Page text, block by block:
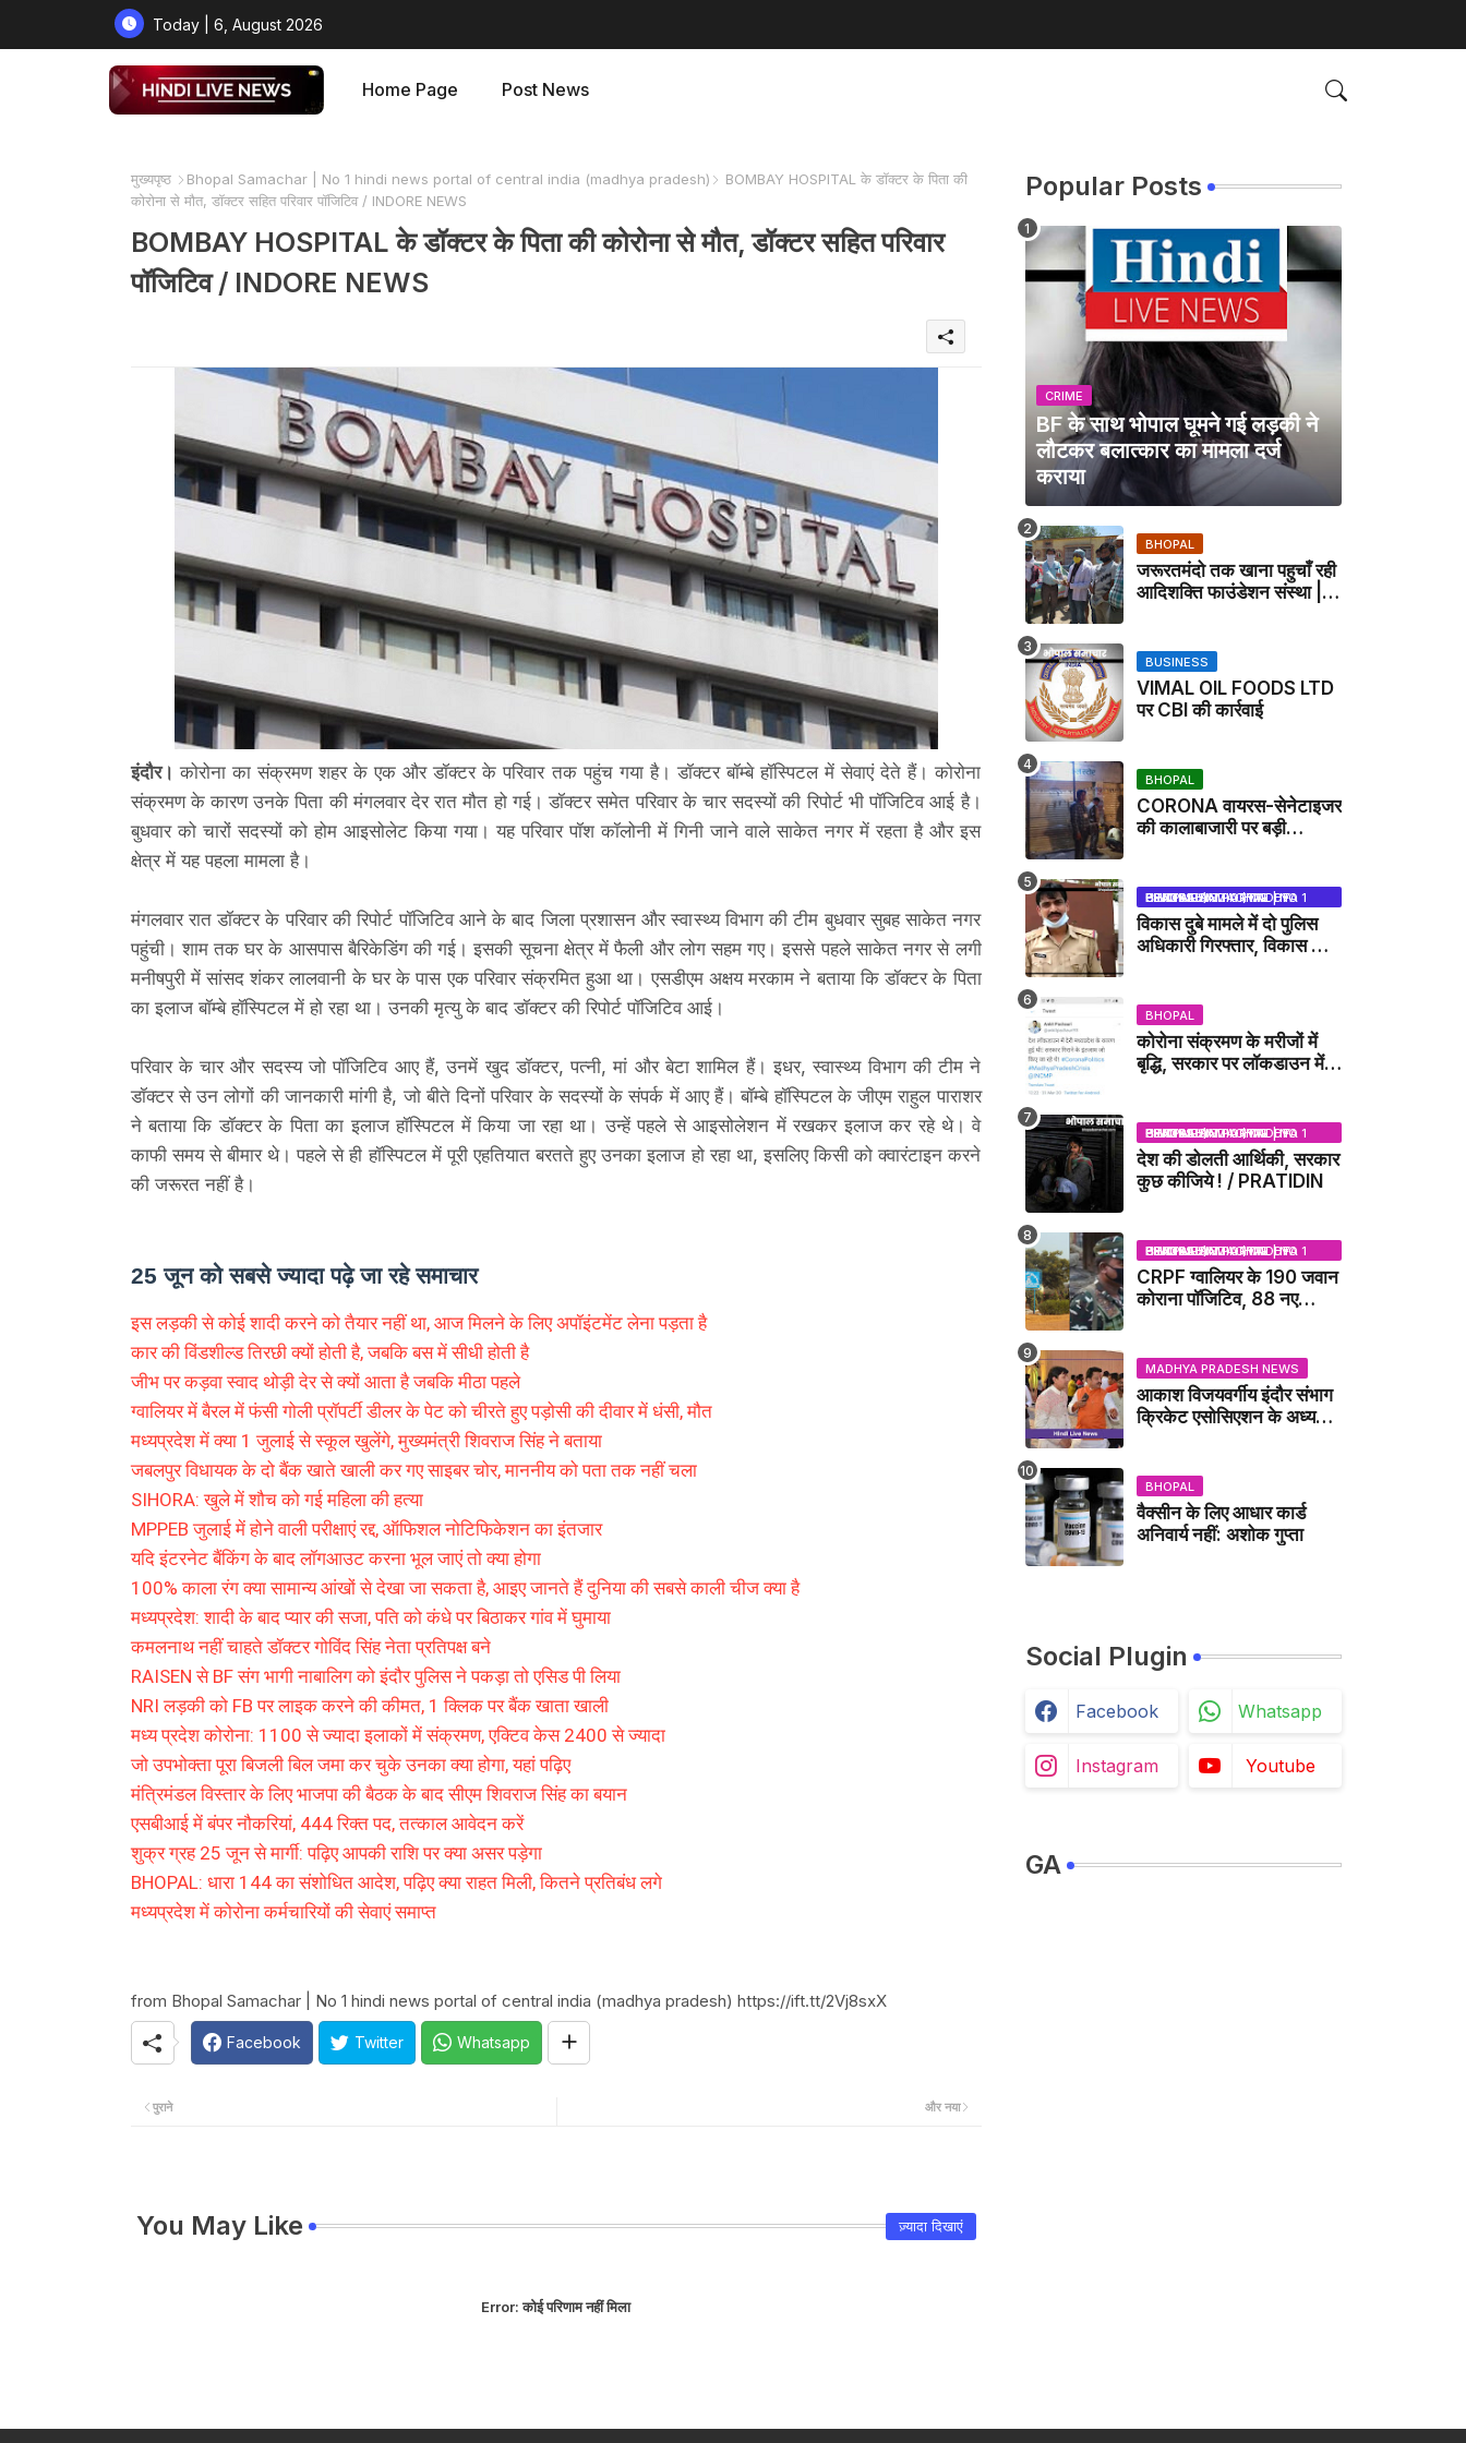
Today | 6, August 2026
Home Page Post News
मुख्यपृष्ठ Bhopal Samachar | No 1 hindi news portal of central india (madhya pradesh)
BOMBAY HOSPITAL के डॉक्टर के पिता की
कोरोना से मौत, डॉक्टर सहित परिवार पॉजिटिव / INDORE NEWS
BOMBAY HOSPITAL के डॉक्टर के पिता की कोरोना से मौत, डॉक्टर सहित परिवार
पॉजिटिव / INDORE NEWS
इंदौर। कोरोना का संक्रमण शहर के एक और डॉक्टर के परिवार तक पहुंच गया है। डॉक्टर बॉम्बे हॉस्पिटल में सेवाएं देते हैं। कोरोना
संक्रमण के कारण उनके पिता की मंगलवार देर रात मौत हो गई। डॉक्टर समेत परिवार के चार सदस्यों की रिपोर्ट भी पॉजिटिव आई है।
बुधवार को चारों सदस्यों को होम आइसोलेट किया गया। यह परिवार पॉश कॉलोनी में गिनी जाने वाले साकेत नगर में रहता है और इस
क्षेत्र में यह पहला मामला है।
मंगलवार रात डॉक्टर के परिवार की रिपोर्ट पॉजिटिव आने के बाद जिला प्रशासन और स्वास्थ्य विभाग की टीम बुधवार सुबह साकेत नगर
पहुंची। शाम तक घर के आसपास बैरिकेडिंग की गई। इसकी सूचना क्षेत्र में फैली और लोग सहम गए। इससे पहले साकेत नगर से लगी
मनीषपुरी में सांसद शंकर लालवानी के घर के पास एक परिवार संक्रमित हुआ था। एसडीएम अक्षय मरकाम ने बताया कि डॉक्टर के पिता
का इलाज बॉम्बे हॉस्पिटल में हो रहा था। उनकी मृत्यु के बाद डॉक्टर की रिपोर्ट पॉजिटिव आई।
परिवार के चार और सदस्य जो पॉजिटिव आए हैं, उनमें खुद डॉक्टर, पत्नी, मां और बेटा शामिल हैं। इधर, स्वास्थ्य विभाग की टीम ने
डॉक्टर से उन लोगों की जानकारी मांगी है, जो बीते दिनों परिवार के सदस्यों के संपर्क में आए हैं। बॉम्बे हॉस्पिटल के जीएम राहुल पाराशर
ने बताया कि डॉक्टर के पिता का इलाज हॉस्पिटल में किया जा रहा था। उन्हें पहले से आइसोलेशन में रखकर इलाज कर रहे थे। वे
काफी समय से बीमार थे। पहले से ही हॉस्पिटल में पूरी एहतियात बरतते हुए उनका इलाज हो रहा था, इसलिए किसी को क्वारंटाइन करने
की जरूरत नहीं है।
25 जून को सबसे ज्यादा पढ़े जा रहे समाचार
इस लड़की से कोई शादी करने को तैयार नहीं था, आज मिलने के लिए अपॉइंटमेंट लेना पड़ता है
कार की विंडशील्ड तिरछी क्यों होती है, जबकि बस में सीधी होती है
जीभ पर कड़वा स्वाद थोड़ी देर से क्यों आता है जबकि मीठा पहले
ग्वालियर में बैरल में फंसी गोली प्रॉपर्टी डीलर के पेट को चीरते हुए पड़ोसी की दीवार में धंसी, मौत
मध्यप्रदेश में क्या 1 जुलाई से स्कूल खुलेंगे, मुख्यमंत्री शिवराज सिंह ने बताया
जबलपुर विधायक के दो बैंक खाते खाली कर गए साइबर चोर, माननीय को पता तक नहीं चला
SIHORA: खुले में शौच को गई महिला की हत्या
MPPEB जुलाई में होने वाली परीक्षाएं रद्द, ऑफिशल नोटिफिकेशन का इंतजार
यदि इंटरनेट बैंकिंग के बाद लॉगआउट करना भूल जाएं तो क्या होगा
100% काला रंग क्या सामान्य आंखों से देखा जा सकता है, आइए जानते हैं दुनिया की सबसे काली चीज क्या है
मध्यप्रदेश: शादी के बाद प्यार की सजा, पति को कंधे पर बिठाकर गांव में घुमाया
कमलनाथ नहीं चाहते डॉक्टर गोविंद सिंह नेता प्रतिपक्ष बने
RAISEN से BF संग भागी नाबालिग को इंदौर पुलिस ने पकड़ा तो एसिड पी लिया
NRI लड़की को FB पर लाइक करने की कीमत, 1 क्लिक पर बैंक खाता खाली
मध्य प्रदेश कोरोना: 1100 से ज्यादा इलाकों में संक्रमण, एक्टिव केस 2400 से ज्यादा
जो उपभोक्ता पूरा बिजली बिल जमा कर चुके उनका क्या होगा, यहां पढ़िए
मंत्रिमंडल विस्तार के लिए भाजपा की बैठक के बाद सीएम शिवराज सिंह का बयान
एसबीआई में बंपर नौकरियां, 444 रिक्त पद, तत्काल आवेदन करें
शुक्र ग्रह 25 जून से मार्गी: पढ़िए आपकी राशि पर क्या असर पड़ेगा
BHOPAL: धारा 144 का संशोधित आदेश, पढ़िए क्या राहत मिली, कितने प्रतिबंध लगे
मध्यप्रदेश में कोरोना कर्मचारियों की सेवाएं समाप्त
from Bhopal Samachar | No 1 hindi news portal of central india (madhya pradesh) https://ift.tt/2Vj8sxX
Facebook Twitter Whatsapp
और नया
पुराने
You May Like ज़्यादा दिखाएं
Error:कोई परिणाम नहीं मिला
Popular Posts
CRIME
BF के साथ भोपाल घूमने गई लड़की ने
लौटकर बलात्कार का मामला दर्ज
कराया
BHOPAL
जरूरतमंदो तक खाना पहुचाँ रही
आदिशक्ति फाउंडेशन संस्था |
BUSINESS
VIMAL OIL FOODS LTD
पर CBI की कार्रवाई
BHOPAL
CORONA वायरस-सेनेटाइजर
की कालाबाजारी पर बड़ी
BHOPAL SAMACHAR | NO 1 HINDI NEWS PORTAL OF CENTRAL INDIA (MADHYA PRADESH)
विकास दुबे मामले में दो पुलिस
अधिकारी गिरफ्तार, विकास की
BHOPAL
कोरोना संक्रमण के मरीजों में
बृद्धि, सरकार पर लॉकडाउन में
BHOPAL SAMACHAR | NO 1 HINDI NEWS PORTAL OF CENTRAL INDIA (MADHYA PRADESH)
देश की डोलती आर्थिकी, सरकार
कुछ कीजिये ! / PRATIDIN
BHOPAL SAMACHAR | NO 1 HINDI NEWS PORTAL OF CENTRAL INDIA (MADHYA PRADESH)
CRPF ग्वालियर के 190 जवान
कोराना पॉजिटिव, 88 नए
MADHYA PRADESH NEWS
आकाश विजयवर्गीय इंदौर संभाग
क्रिकेट एसोसिएशन के अध्यक्ष
BHOPAL
वैक्सीन के लिए आधार कार्ड
अनिवार्य नहीं: अशोक गुप्ता
Social Plugin
Facebook Whatsapp
Instagram Youtube
GA